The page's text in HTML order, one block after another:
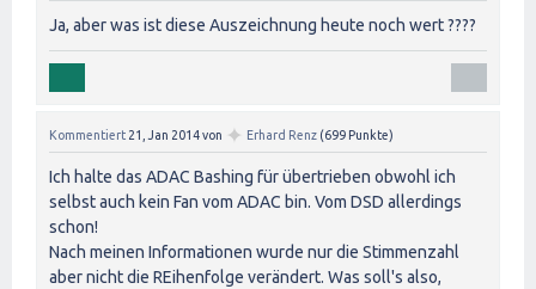
Ja, aber was ist diese Auszeichnung heute noch wert ????
Kommentiert 21, Jan 2014von ✦ Erhard Renz (699 Punkte)
Ich halte das ADAC Bashing für übertrieben obwohl ich
selbst auch kein Fan vom ADAC bin. Vom DSD allerdings
schon!
Nach meinen Informationen wurde nur die Stimmenzahl
aber nicht die REihenfolge verändert. Was soll's also,